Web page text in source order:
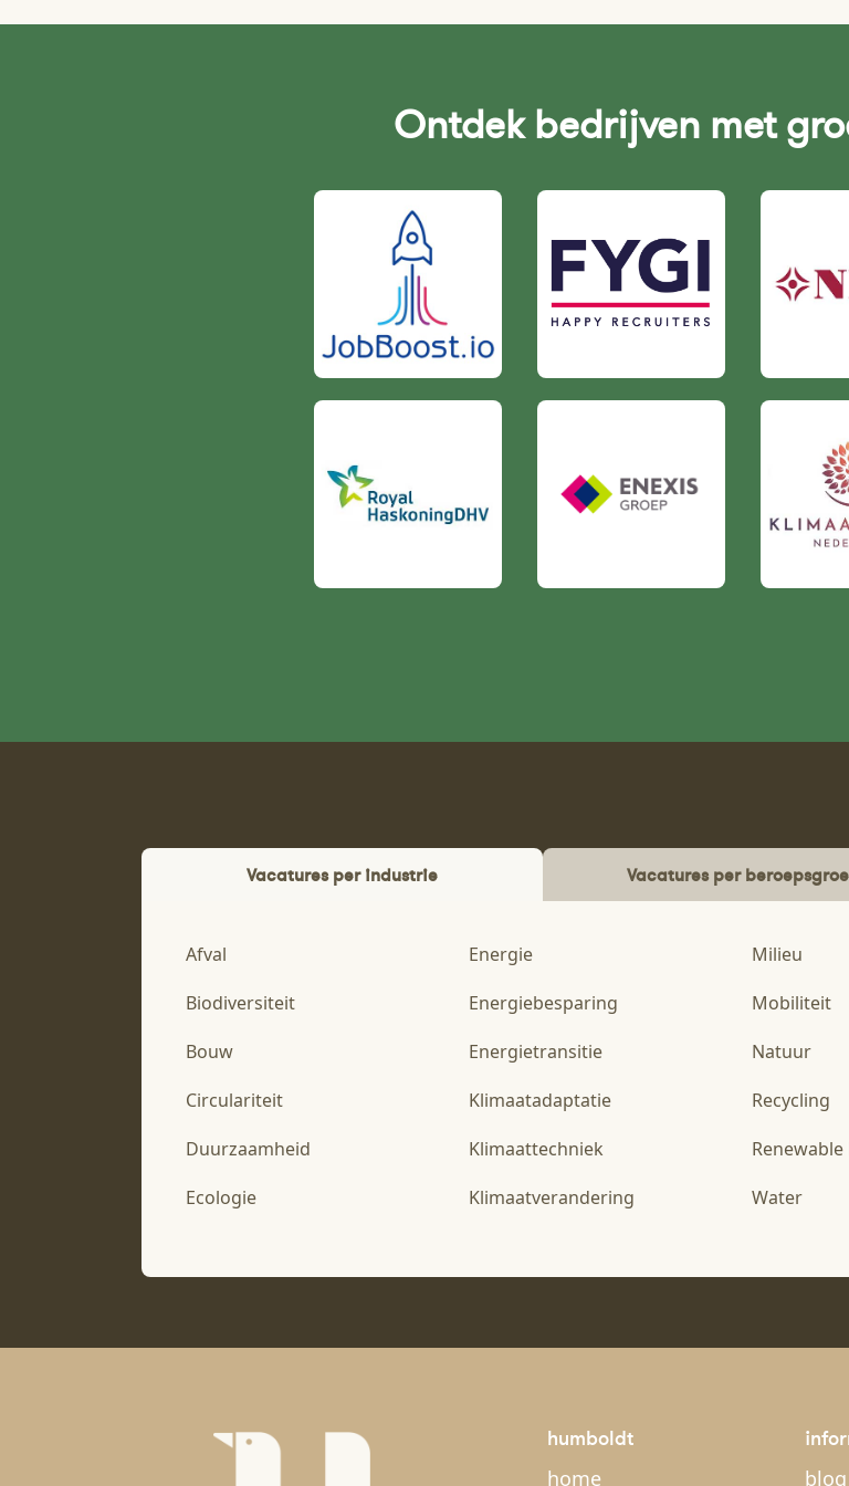
Ontdek bedrijven met
Vacatures per industrie Vacatures per
Afval
Biodiversiteit
Bouw
Circulariteit
Duurzaamheid
Ecologie
Energie
Energiebesparing
Energietransitie
Klimaatadaptatie
Klimaattechniek
Klimaatverandering
Milieu
Mobiliteit
Natuur
Recycling
Water
humboldt
home blog